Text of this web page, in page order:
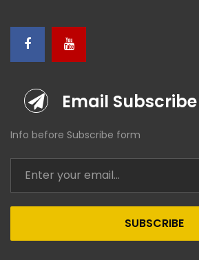
Email Subscribe
Info before Subscribe form
SUBSCRIBE